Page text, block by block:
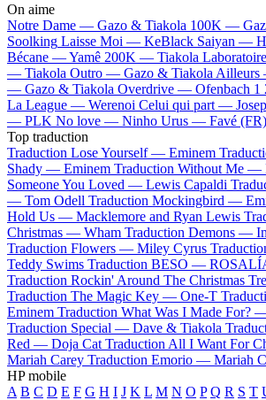
On aime
Notre Dame — Gazo & Tiakola 100K —
Soolking Laisse Moi — KeBlack Saiyan —
Bécane —Yamê 200K — Tiakola
— Tiakola Outro — Gazo & Tiakola
— Gazo & Tiakola Overdrive — Ofenbach 1
La League — Werenoi Celui qui part —
— PLK No love — Ninho Urus — Favé (FR)
Top traduction
Traduction Lose Yourself — Eminem
Shady — Eminem Traduction Without Me —
Someone You Loved — Lewis Capaldi
— Tom Odell Traduction Mockingbird —
Hold Us — Macklemore and Ryan Lewis
Christmas — Wham Traduction Demons —
Traduction Flowers — Miley Cyrus
Teddy Swims Traduction BESO —
Traduction Rockin' Around The Christmas
Traduction The Magic Key — One-T
Eminem Traduction What Was I Made For?
Traduction Special — Dave & Tiakola
Red — Doja Cat Traduction All I Want For
Mariah Carey Traduction Emorio — Mariah
HP mobile
A B C D E F G H I J K L M N O P Q R S T